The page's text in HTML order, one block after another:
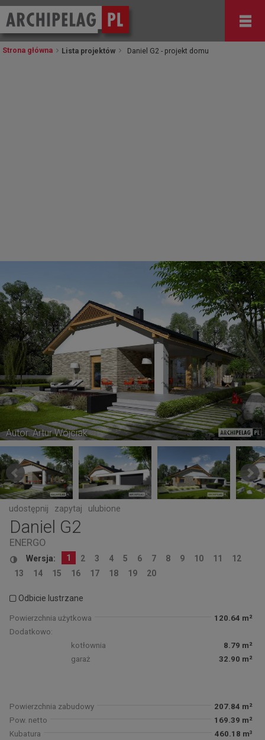
Strona główna Lista projektów Daniel G2 - projekt domu
Autor: Artur Wójciak
udostępnij zapytaj ulubione
Daniel G2
ENERGO
Wersja: 1 2 3 4 5 6 7 8 9 10 11
12
13
14 15 16 17 18 19 20
Odbicie lustrzane
Powierzchnia użytkowa
120.64 m²
Dodatkowo:
kotłownia
8.79 m²
garaż
32.90 m²
Powierzchnia zabudowy
207.84 m²
Pow. netto
169.39 m²
Kubatura
460.18 m³